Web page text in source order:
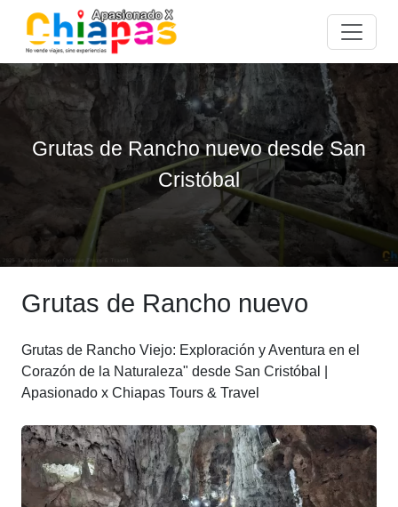
Grutas de Rancho nuevo desde San
Cristóbal
Grutas de Rancho nuevo
Grutas de Rancho Viejo: Exploración y Aventura en el
Corazón de la Naturaleza" desde San Cristóbal |
Apasionado x Chiapas Tours & Travel